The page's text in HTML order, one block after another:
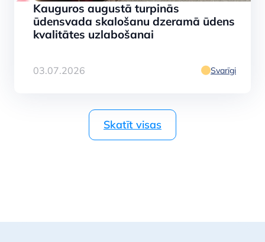
Kauguros augustā turpinās
ūdensvada skalošanu dzeramā ūdens
kvalitātes uzlabošanai
03.07.2026 Svarīgi
Skatīt visas